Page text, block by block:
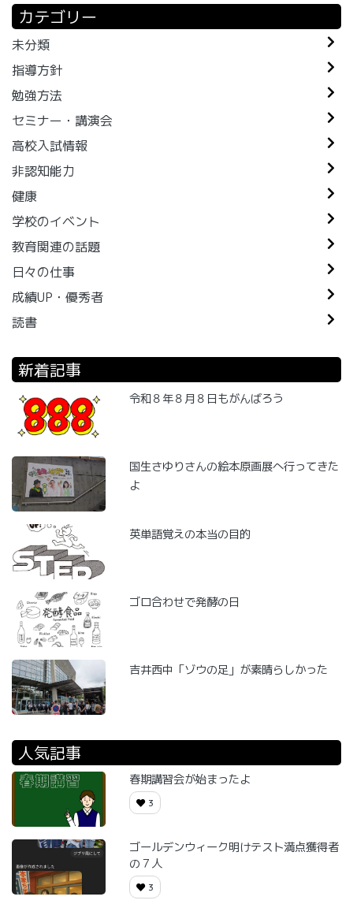
カテゴリー
未分類
指導方針
勉強方法
セミナー・講演会
高校入試情報
非認知能力
健康
学校のイベント
教育関連の話題
日々の仕事
成績UP・優秀者
読書
新着記事
令和８年８月８日もがんばろう
国生さゆりさんの絵本原画展へ行ってきた
よ
英単語覚えの本当の目的
ゴロ合わせで発酵の日
吉井西中「ゾウの足」が素晴らしかった
人気記事
春期講習会が始まったよ
3
ゴールデンウィーク明けテスト満点獲得者
の７人
3